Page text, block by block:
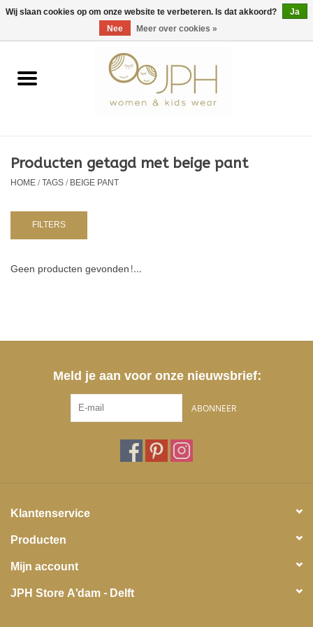
EUR/GBP/USD 0 Artikelen - €0,00
Home
Kids
NURSERY / TABLEWARE
Producten getagd met beige pant
HOME/TAGS/BEIGE PANT
FILTERS
Geen producten gevonden!...
Meld je aan voor onze nieuwsbrief:
ABONNEER
Klantenservice
Producten
Mijn account
JPH Store A'dam - Delft
Wij slaan cookies op om onze website te verbeteren. Is dat akkoord?
Ja
Nee
Meer over cookies »